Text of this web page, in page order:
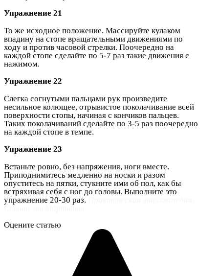
Упражнение 21
То же исходное положение. Массируйте кулаком
впадину на стопе вращательными движениями по
ходу и против часовой стрелки. Поочередно на
каждой стопе сделайте по 5-7 раз такие движения с
нажимом.
Упражнение 22
Слегка согнутыми пальцами рук произведите
несильное колющее, отрывистое поколачивание всей
поверхности стопы, начиная с кончиков пальцев.
Таких поколачиваний сделайте по 3-5 раз поочередно
на каждой стопе в темпе.
Упражнение 23
Встаньте ровно, без напряжения, ноги вместе.
Приподнимитесь медленно на носки и разом
опуститесь на пятки, стукните ими об пол, как бы
встряхивая себя с ног до головы. Выполните это
упражнение 20-30 раз.
Оцените статью